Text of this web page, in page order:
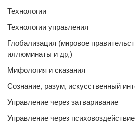
Технологии
Технологии управления
Глобализация (мировое
иллюминаты и др,)
Мифология и сказания
Сознание, разум, искусственный
Управление через затваривание
Управление через